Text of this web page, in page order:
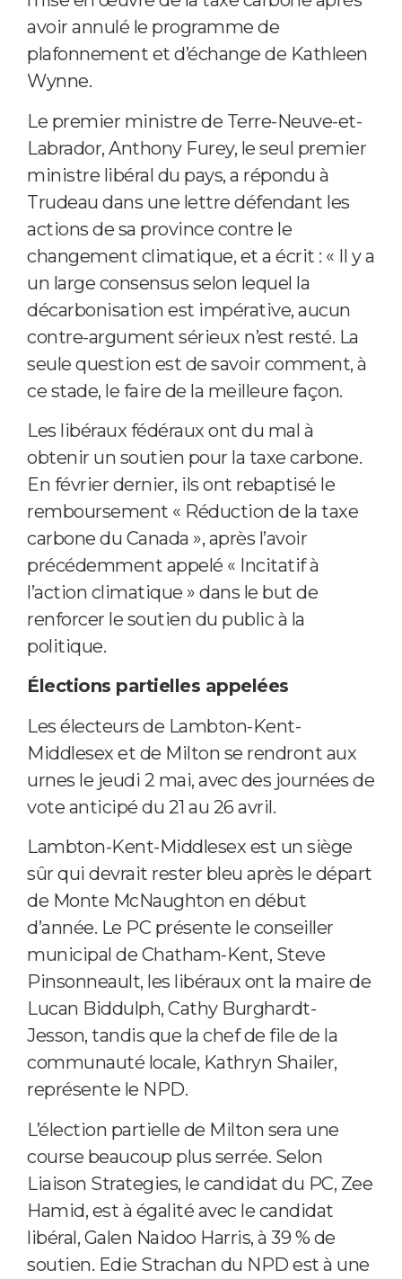
avoir annulé le programme de
plafonnement et d’échange de Kathleen
Wynne.
Le premier ministre de Terre-Neuve-et-
Labrador, Anthony Furey, le seul premier
ministre libéral du pays, a répondu à
Trudeau dans une lettre défendant les
actions de sa province contre le
changement climatique, et a écrit : « Il y a
un large consensus selon lequel la
décarbonisation est impérative, aucun
contre-argument sérieux n’est resté. La
seule question est de savoir comment, à
ce stade, le faire de la meilleure façon.
Les libéraux fédéraux ont du mal à
obtenir un soutien pour la taxe carbone.
En février dernier, ils ont rebaptisé le
remboursement « Réduction de la taxe
carbone du Canada », après l’avoir
précédemment appelé « Incitatif à
l’action climatique » dans le but de
renforcer le soutien du public à la
politique.
Élections partielles appelées
Les électeurs de Lambton-Kent-
Middlesex et de Milton se rendront aux
urnes le jeudi 2 mai, avec des journées de
vote anticipé du 21 au 26 avril.
Lambton-Kent-Middlesex est un siège
sûr qui devrait rester bleu après le départ
de Monte McNaughton en début
d’année. Le PC présente le conseiller
municipal de Chatham-Kent, Steve
Pinsonneault, les libéraux ont la maire de
Lucan Biddulph, Cathy Burghardt-
Jesson, tandis que la chef de file de la
communauté locale, Kathryn Shailer,
représente le NPD.
L’élection partielle de Milton sera une
course beaucoup plus serrée. Selon
Liaison Strategies, le candidat du PC, Zee
Hamid, est à égalité avec le candidat
libéral, Galen Naidoo Harris, à 39 % de
soutien. Edie Strachan du NPD est à une